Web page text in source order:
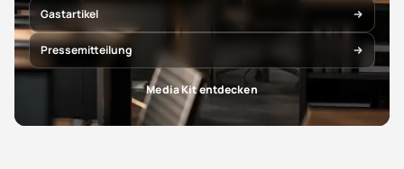
Gastartikel
Pressemitteilung
Media Kit entdecken